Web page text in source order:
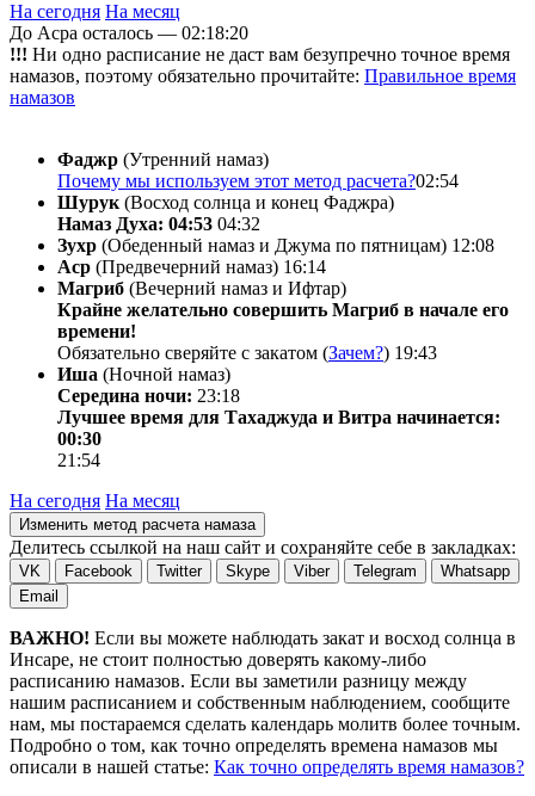
На сегодня На месяц
До Асра осталось — 02:18:20
!!! Ни одно расписание не даст вам безупречно точное время
намазов, поэтому обязательно прочитайте: Правильное время
намазов
Фаджр (Утренний намаз)
Почему мы используем этот метод расчета?02:54
Шурук (Восход солнца и конец Фаджра)
Намаз Духа: 04:53 04:32
Зухр (Обеденный намаз и Джума по пятницам) 12:08
Аср (Предвечерний намаз) 16:14
Магриб (Вечерний намаз и Ифтар)
Крайне желательно совершить Магриб в начале его
времени!
Обязательно сверяйте с закатом (Зачем?) 19:43
Иша (Ночной намаз)
Середина ночи: 23:18
Лучшее время для Тахаджуда и Витра начинается:
00:30
21:54
На сегодня На месяц
Изменить метод расчета намаза
Делитесь ссылкой на наш сайт и сохраняйте себе в закладках:
VK Facebook Twitter Skype Viber Telegram
Whatsapp
Email
ВАЖНО! Если вы можете наблюдать закат и восход солнца в
Инсаре, не стоит полностью доверять какому-либо
расписанию намазов. Если вы заметили разницу между
нашим расписанием и собственным наблюдением, сообщите
нам, мы постараемся сделать календарь молитв более точным.
Подробно о том, как точно определять времена намазов мы
описали в нашей статье: Как точно определять время намазов?